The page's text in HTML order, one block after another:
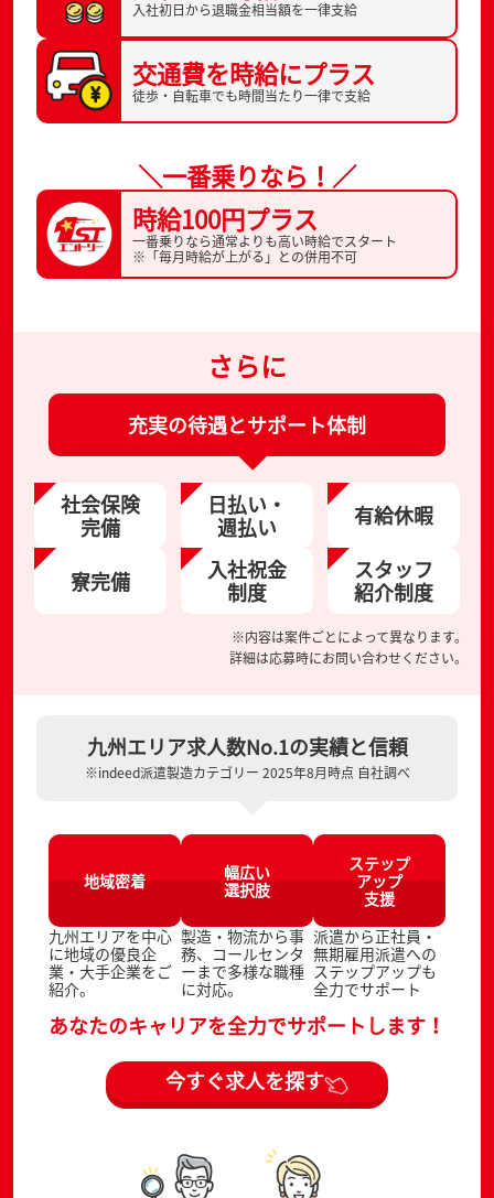
入社初日から退職金相当額を一律支給
交通費を時給にプラス
徒歩・自転車でも時間当たり一律で支給
＼一番乗りなら！／
時給100円プラス
一番乗りなら通常よりも高い時給でスタート
※「毎月時給が上がる」との併用不可
さらに
充実の待遇とサポート体制
社会保険
完備
日払い・
週払い 有給休暇
寮完備 入社祝金
制度
スタッフ
紹介制度
※内容は案件ごとによって異なります。
詳細は応募時にお問い合わせください。
九州エリア求人数No.1の実績と信頼
※indeed派遣製造カテゴリー 2025年8月時点 自社調べ
地域密着
九州エリアを中心
に地域の優良企
業・大手企業をご
紹介。
幅広い
選択肢
製造・物流から事
務、コールセンタ
ーまで多様な職種
に対応。
ステップ
アップ
支援
派遣から正社員・
無期雇用派遣への
ステップアップも
全力でサポート
あなたのキャリアを全力でサポートします！
今すぐ求人を探す